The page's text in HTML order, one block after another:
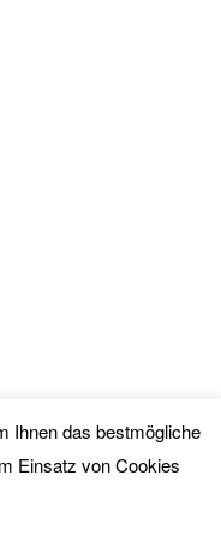
Ihnen das bestmögliche
Einsatz von Cookies